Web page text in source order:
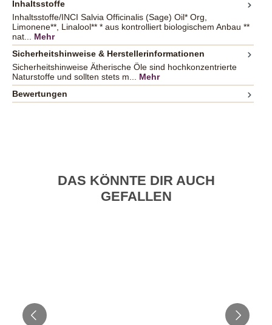
Inhaltsstoffe
Inhaltsstoffe/INCI Salvia Officinalis (Sage) Oil* Org,
Limonene**, Linalool** * aus kontrolliert biologischem Anbau **
nat... Mehr
Sicherheitshinweise & Herstellerinformationen
Sicherheitshinweise Ätherische Öle sind hochkonzentrierte
Naturstoffe und sollten stets m... Mehr
Bewertungen
DAS KÖNNTE DIR AUCH
GEFALLEN